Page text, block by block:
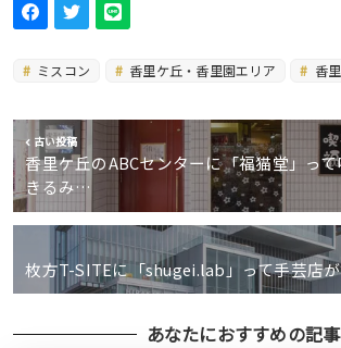
ミスコン 香里ケ丘・香里園エリア 香
古い投稿
香里ケ丘のABCセンターに「福猫堂」っ
きるみ…
枚方T-SITEに「shugei.lab」って手芸店
あなたにおすすめの記事